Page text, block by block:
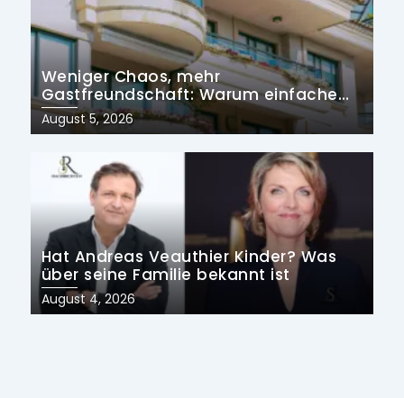
Weniger Chaos, mehr
Gastfreundschaft: Warum einfache
Prozesse die Zukunft der
Ferienvermietung prägen
Posted
on
August 5, 2026
Hat Andreas Veauthier Kinder? Was
über seine Familie bekannt ist
Posted
on
August 4, 2026